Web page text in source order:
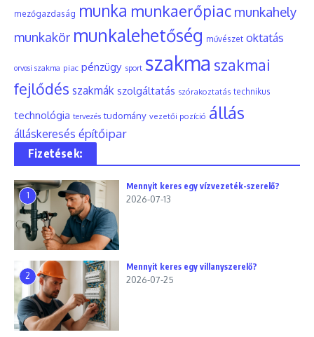
mezőgazdaság munka munkaerőpiac munkahely
munkakör munkalehetőség művészet oktatás
orvosi szakma piac pénzügy sport szakma szakmai
fejlődés szakmák szolgáltatás szórakoztatás technikus
technológia tervezés tudomány vezetői pozíció állás
álláskeresés építőipar
Fizetések:
1
Mennyit keres egy vízvezeték-szerelő?
2026-07-13
2
Mennyit keres egy villanyszerelő?
2026-07-25